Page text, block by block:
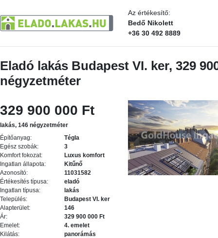
Az értékesítő:
Bedő Nikolett
+36 30 492 8889
Eladó lakás Budapest VI. ker, 329
négyzetméter
329 900 000 Ft
lakás, 146 négyzetméter
Építőanyag:
Tégla
Egész szobák:
3
Komfort fokozat:
Luxus komfort
Ingatlan állapota:
Kitűnő
Azonosító:
11031582
Értékesítés típusa:
eladó
Ingatlan típusa:
lakás
Település:
Budapest VI. ker
Alapterület:
146
Ár:
329 900 000 Ft
Emelet:
4. emelet
Kilátás:
panorámás